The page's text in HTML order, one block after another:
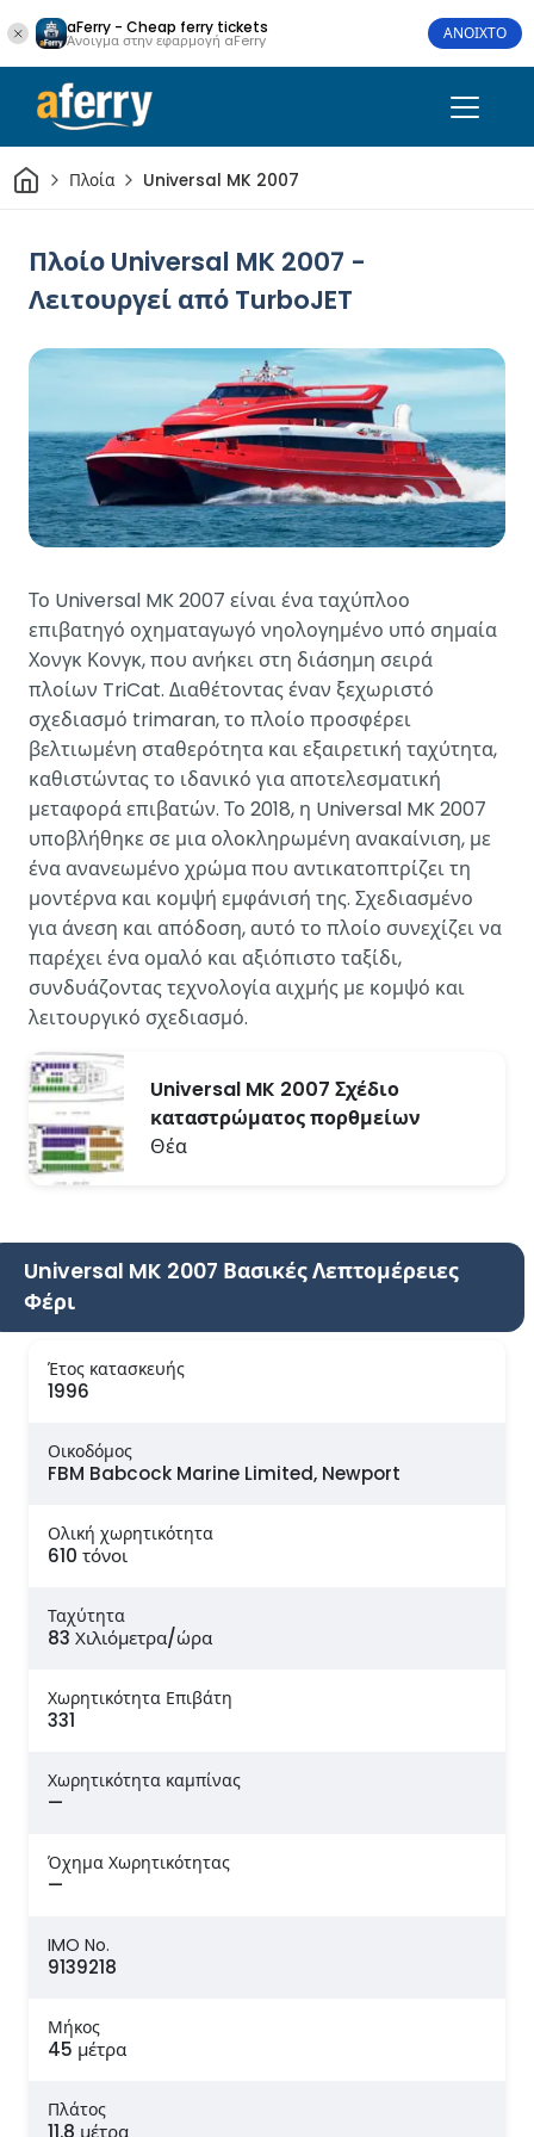
aFerry - Cheap ferry tickets
Άνοιγμα στην εφαρμογή aFerry ΑΝΟΙΧΤΟ
ΣπίτιΠλοία Universal MK 2007
Πλοίο Universal MK 2007 -
Λειτουργεί από TurboJET
Το Universal MK 2007 είναι ένα ταχύπλοο
επιβατηγό οχηματαγωγό νηολογημένο υπό σημαία
Χονγκ Κονγκ, που ανήκει στη διάσημη σειρά
πλοίων TriCat. Διαθέτοντας έναν ξεχωριστό
σχεδιασμό trimaran, το πλοίο προσφέρει
βελτιωμένη σταθερότητα και εξαιρετική ταχύτητα,
καθιστώντας το ιδανικό για αποτελεσματική
μεταφορά επιβατών. Το 2018, η Universal MK 2007
υποβλήθηκε σε μια ολοκληρωμένη ανακαίνιση, με
ένα ανανεωμένο χρώμα που αντικατοπτρίζει τη
μοντέρνα και κομψή εμφάνισή της. Σχεδιασμένο
για άνεση και απόδοση, αυτό το πλοίο συνεχίζει να
παρέχει ένα ομαλό και αξιόπιστο ταξίδι,
συνδυάζοντας τεχνολογία αιχμής με κομψό και
λειτουργικό σχεδιασμό.
Universal MK 2007 Σχέδιο
καταστρώματος πορθμείων
Θέα
Universal MK 2007 Βασικές Λεπτομέρειες
Φέρι
Έτος κατασκευής
1996
Οικοδόμος
FBM Babcock Marine Limited, Newport
Ολική χωρητικότητα
610 τόνοι
Ταχύτητα
83 Χιλιόμετρα/ώρα
Χωρητικότητα Επιβάτη
331
Χωρητικότητα καμπίνας
—
Όχημα Χωρητικότητας
—
IMO No.
9139218
Μήκος
45 μέτρα
Πλάτος
11.8 μέτρα